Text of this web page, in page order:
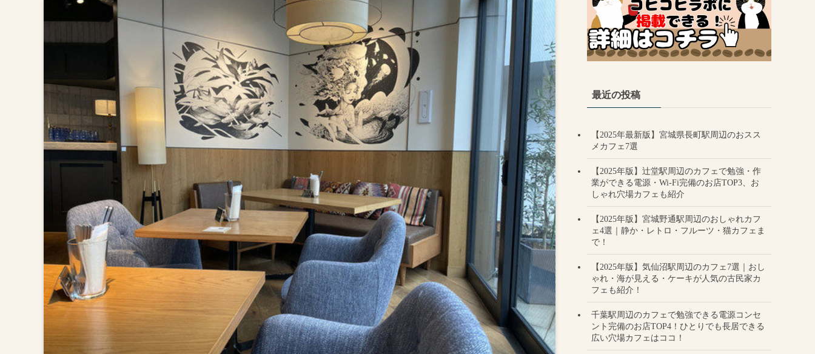
最近の投稿
【2025年最新版】宮城県長町駅周辺のおスス
メカフェ7選
【2025年版】辻堂駅周辺のカフェで勉強・作
業ができる電源・Wi-Fi完備のお店TOP3、お
しゃれ穴場カフェも紹介
【2025年版】宮城野通駅周辺のおしゃれカフ
ェ4選｜静か・レトロ・フルーツ・猫カフェま
で！
【2025年版】気仙沼駅周辺のカフェ7選｜おし
ゃれ・海が見える・ケーキが人気の古民家カ
フェも紹介！
千葉駅周辺のカフェで勉強できる電源コンセ
ント完備のお店TOP4！ひとりでも長居できる
広い穴場カフェはココ！